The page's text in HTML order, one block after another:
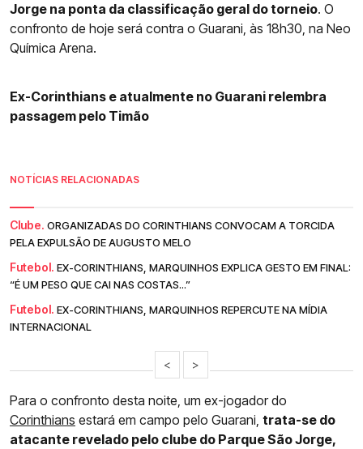
Jorge na ponta da classificação geral do torneio. O
confronto de hoje será contra o Guarani, às 18h30, na Neo
Química Arena.
Ex-Corinthians e atualmente no Guarani relembra
passagem pelo Timão
NOTÍCIAS RELACIONADAS
Clube. ORGANIZADAS DO CORINTHIANS CONVOCAM A TORCIDA
PELA EXPULSÃO DE AUGUSTO MELO
Futebol. EX-CORINTHIANS, MARQUINHOS EXPLICA GESTO EM FINAL:
“É UM PESO QUE CAI NAS COSTAS...”
Futebol. EX-CORINTHIANS, MARQUINHOS REPERCUTE NA MÍDIA
INTERNACIONAL
< >
Para o confronto desta noite, um ex-jogador do
Corinthians estará em campo pelo Guarani, trata-se do
atacante revelado pelo clube do Parque São Jorge,